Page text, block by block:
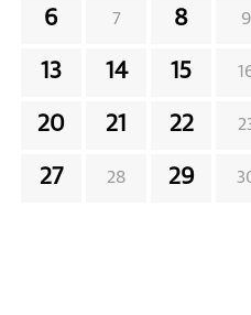
6 7 8 9
13 14 15
20 21 22
27 28 29